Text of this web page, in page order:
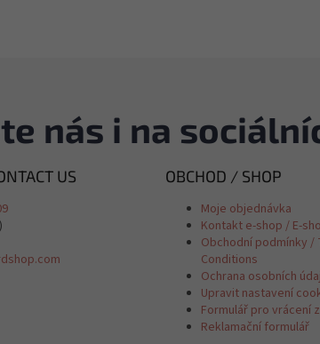
nás i na
US OBCHOD / SHOP
Moje objednávka
Kontakt e-shop / E-
Obchodní podmínky /
Conditions
Ochrana osobních
Upravit nastavení
Formulář pro vrácení
Reklamační formulář